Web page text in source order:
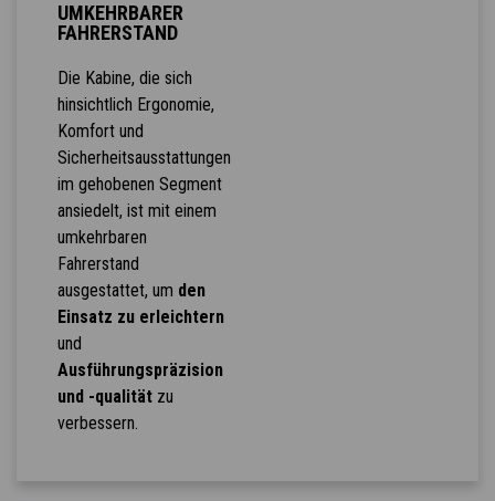
UMKEHRBARER
FAHRERSTAND
Die Kabine, die sich
hinsichtlich Ergonomie,
Komfort und
Sicherheitsausstattungen
im gehobenen Segment
ansiedelt, ist mit einem
umkehrbaren
Fahrerstand
ausgestattet, um den
Einsatz zu erleichtern
und
Ausführungspräzision
und -qualitätzu
verbessern.